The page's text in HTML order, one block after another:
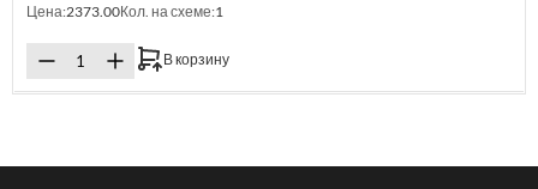
Цена:2373.00Кол. на схеме:1
В корзину